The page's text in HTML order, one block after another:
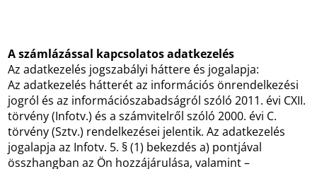
A számlázással kapcsolatos adatkezelés
Az adatkezelés jogszabályi háttere és jogalapja:
Az adatkezelés hátterét az információs önrendelkezési
jogról és az információszabadságról szóló 2011. évi CXII.
törvény (Infotv.) és a számvitelről szóló 2000. évi C.
törvény (Sztv.) rendelkezései jelentik. Az adatkezelés
jogalapja az Infotv. 5. § (1) bekezdés a) pontjával
összhangban az Ön hozzájárulása, valamint –